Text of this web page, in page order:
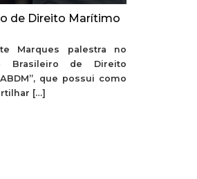
de Direito Marítimo
Marques palestra no
Brasileiro de Direito
que possui como
[…]